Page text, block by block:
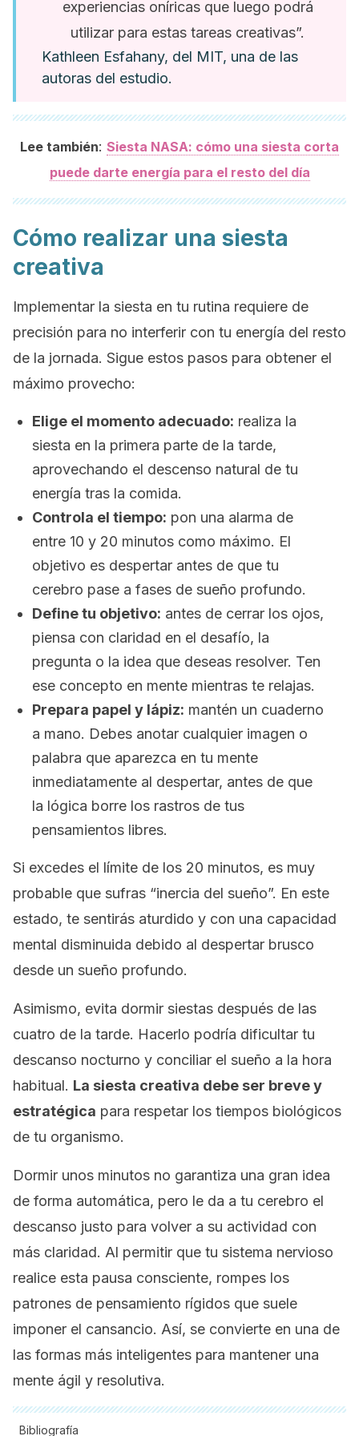
experiencias oníricas que luego podrá
utilizar para estas tareas creativas”.
Kathleen Esfahany, del MIT, una de las
autoras del estudio.
Lee también: Siesta NASA: cómo una siesta corta
puede darte energía para el resto del día
Cómo realizar una siesta
creativa
Implementar la siesta en tu rutina requiere de
precisión para no interferir con tu energía del resto
de la jornada. Sigue estos pasos para obtener el
máximo provecho:
Elige el momento adecuado: realiza la
siesta en la primera parte de la tarde,
aprovechando el descenso natural de tu
energía tras la comida.
Controla el tiempo: pon una alarma de
entre 10 y 20 minutos como máximo. El
objetivo es despertar antes de que tu
cerebro pase a fases de sueño profundo.
Define tu objetivo: antes de cerrar los ojos,
piensa con claridad en el desafío, la
pregunta o la idea que deseas resolver. Ten
ese concepto en mente mientras te relajas.
Prepara papel y lápiz: mantén un cuaderno
a mano. Debes anotar cualquier imagen o
palabra que aparezca en tu mente
inmediatamente al despertar, antes de que
la lógica borre los rastros de tus
pensamientos libres.
Si excedes el límite de los 20 minutos, es muy
probable que sufras “inercia del sueño”. En este
estado, te sentirás aturdido y con una capacidad
mental disminuida debido al despertar brusco
desde un sueño profundo.
Asimismo, evita dormir siestas después de las
cuatro de la tarde. Hacerlo podría dificultar tu
descanso nocturno y conciliar el sueño a la hora
habitual. La siesta creativa debe ser breve y
estratégica para respetar los tiempos biológicos
de tu organismo.
Dormir unos minutos no garantiza una gran idea
de forma automática, pero le da a tu cerebro el
descanso justo para volver a su actividad con
más claridad. Al permitir que tu sistema nervioso
realice esta pausa consciente, rompes los
patrones de pensamiento rígidos que suele
imponer el cansancio. Así, se convierte en una de
las formas más inteligentes para mantener una
mente ágil y resolutiva.
Bibliografía